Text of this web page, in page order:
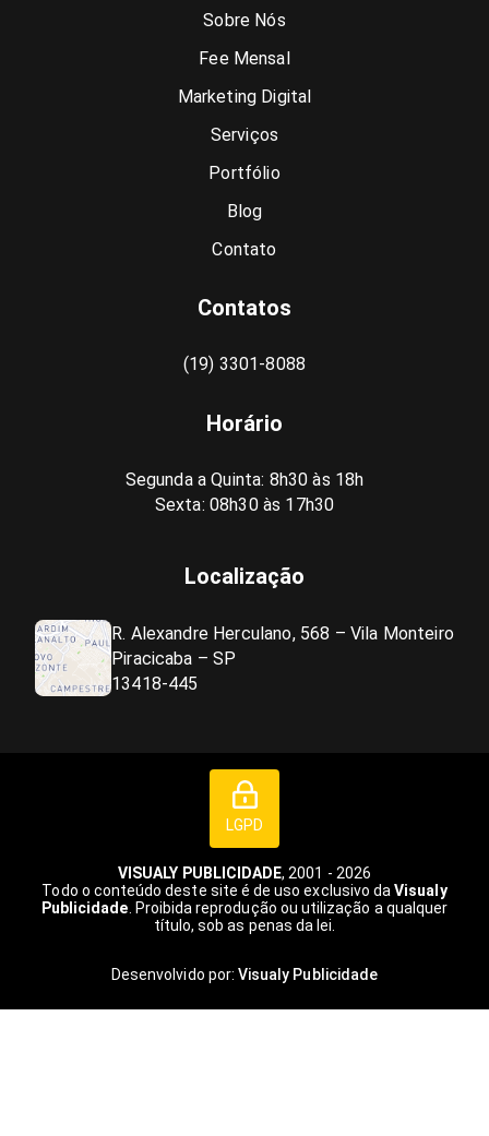
Sobre Nós
Fee Mensal
Marketing Digital
Serviços
Portfólio
Blog
Contato
Contatos
(19) 3301-8088
Horário
Segunda a Quinta: 8h30 às 18h
Sexta: 08h30 às 17h30
Localização
R. Alexandre Herculano, 568 – Vila Monteiro
Piracicaba – SP
13418-445
LGPD
VISUALY PUBLICIDADE, 2001 - 2026
Todo o conteúdo deste site é de uso exclusivo daVisualy
Publicidade. Proibida reprodução ou utilização a qualquer
título, sob as penas da lei.
Desenvolvido por: Visualy Publicidade